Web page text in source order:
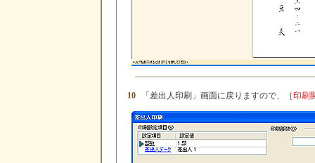
10 「差出人印刷」画面に戻りますので、 ［印刷